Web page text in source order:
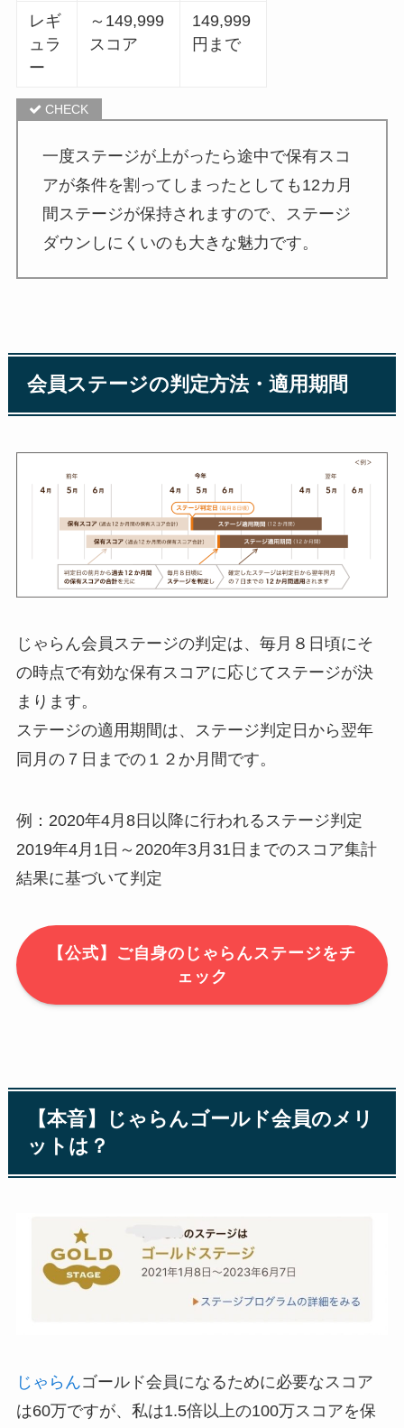
レギ
ュラ
ー
～149,999
スコア
149,999
円まで
一度ステージが上がったら途中で保有スコ
アが条件を割ってしまったとしても12カ月
間ステージが保持されますので、ステージ
ダウンしにくいのも大きな魅力です。
会員ステージの判定方法・適用期間
じゃらん会員ステージの判定は、毎月８日頃にそ
の時点で有効な保有スコアに応じてステージが決
まります。
ステージの適用期間は、ステージ判定日から翌年
同月の７日までの１２か月間です。
例：2020年4月8日以降に行われるステージ判定
2019年4月1日～2020年3月31日までのスコア集計
結果に基づいて判定
【公式】ご自身のじゃらんステージをチ
ェック
【本音】じゃらんゴールド会員のメリ
ットは？
じゃらんゴールド会員になるために必要なスコア
は60万ですが、私は1.5倍以上の100万スコアを保